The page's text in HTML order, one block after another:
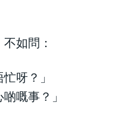
如問：
呀？」
嘅事？」